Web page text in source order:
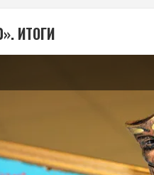
ИТОГИ